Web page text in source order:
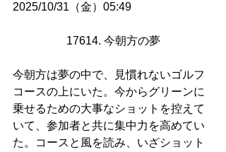
2025/10/31（金）05:49
17614. 今朝方の夢
今朝方は夢の中で、見慣れないゴルフ
コースの上にいた。今からグリーンに
乗せるための大事なショットを控えて
いて、参加者と共に集中力を高めてい
た。コースと風を読み、いざショット